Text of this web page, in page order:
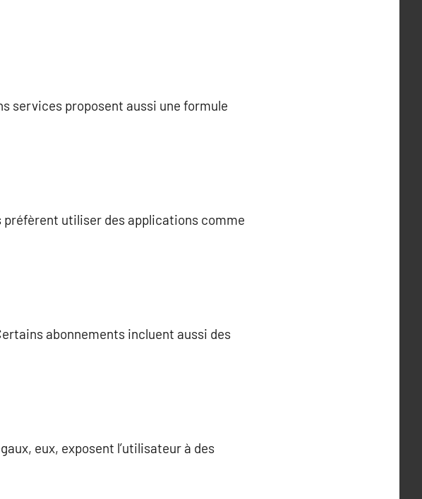
services proposent aussi une formule
utiliser des applications comme
abonnements incluent aussi des
eux, exposent l’utilisateur à des